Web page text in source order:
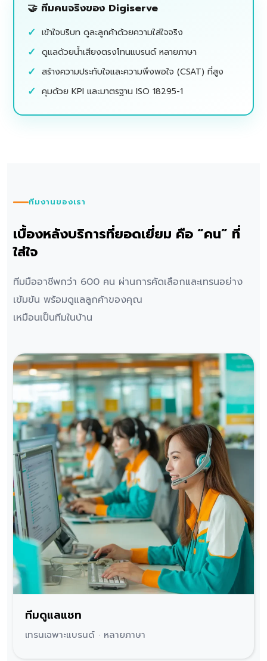
🤝 ทีมคนจริงของ Digiserve
เข้าใจบริบท ดูละลูกค้าด้วยความใส่ใจจริง
ดูแลด้วยน้ำเสียงตรงโทนแบรนด์ หลายภาษา
สร้างความประทับใจและความพึงพอใจ (CSAT) ที่สูง
คุมด้วย KPI และมาตรฐาน ISO 18295-1
ทีมงานของเรา
เบื้องหลังบริการที่ยอดเยี่ยม คือ “คน” ที่
ใส่ใจ
ทีมมืออาชีพกว่า 600 คน ผ่านการคัดเลือกและเทรนอย่าง
เข้มข้น พร้อมดูแลลูกค้าของคุณ
เหมือนเป็นทีมในบ้าน
ทีมดูแลแชท
เทรนเฉพาะแบรนด์ · หลายภาษา